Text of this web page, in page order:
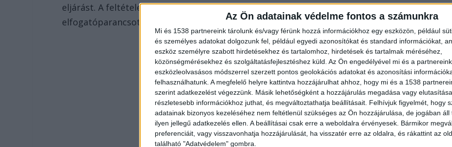
Az Ön adatainak védelme fontos a számunkra
Mi és 1538 partnereink tárolunk és/vagy férünk hozzá információkhoz egy eszközön, például
és személyes adatokat dolgozunk fel, például egyedi azonosítókat és standard információkat,
eszköz személyre szabott hirdetésekhez és tartalomhoz, hirdetések és tartalmak méréséhez,
közönségmérésekhez és szolgáltatásfejlesztéshez küld. Az Ön engedélyével mi és a partnereink
eszközleolvasásos módszerrel szerzett pontos geolokációs adatokat és azonosítási
felhasználhatunk. A megfelelő helyre kattintva hozzájárulhat ahhoz, hogy mi és a 1538
szerint adatkezelést végezzünk. Másik lehetőségként a hozzájárulás megadása vagy
részletesebb információkhoz juthat, és megváltoztathatja beállításait. Felhívjuk figyelmét, hogy
adatainak bizonyos kezeléséhez nem feltétlenül szükséges az Ön hozzájárulása, de jogában áll
ilyen jellegű adatkezelés ellen. A beállításai csak erre a weboldalra érvényesek. Bármikor
preferenciáit, vagy visszavonhatja hozzájárulását, ha visszatér erre az oldalra, és rákattint az
található "Adatvédelem" gombra.
eljárást. A feltételezett elkövetőt az életvédelmi osztály nyomozóiazonosították, ellene
elfogatóparancsot adtak ki – írta a
police.hu.